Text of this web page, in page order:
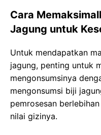
Cara
Jagung untuk
Untuk mendapatkan
jagung, penting untuk
mengonsumsinya
mengonsumsi biji
pemrosesan
nilai gizinya.